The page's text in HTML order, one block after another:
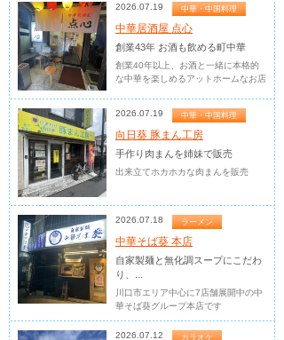
2026.07.19 中華・中国料理
中華居酒屋 点心
創業43年 お酒も飲める町中華
創業40年以上、お酒と一緒に本格的
な中華を楽しめるアットホームなお店
2026.07.19 中華・中国料理
向日葵 豚まん工房
手作り肉まんを姉妹で販売
出来立てホカホカな肉まんを販売
2026.07.18 ラーメン
中華そば葵 本店
自家製麺と無化調スープにこだわ
り、...
川口市エリア中心に7店舗展開中の中
華そば葵グループ本店です
2026.07.12 カラオケ